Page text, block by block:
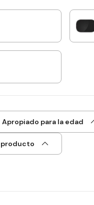
Apropiado para la edad
producto